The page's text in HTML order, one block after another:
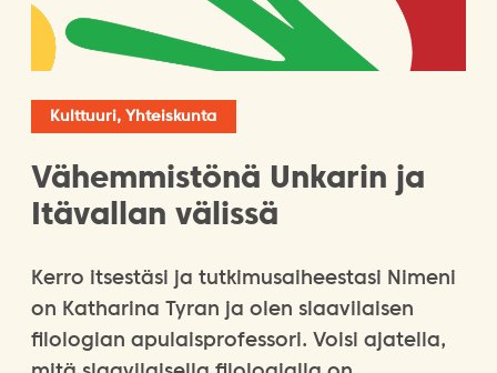
Kulttuuri, Yhteiskunta
Vähemmistönä Unkarin ja
Itävallan välissä
Kerro itsestäsi ja tutkimusaiheestasi Nimeni
on Katharina Tyran ja olen slaavilaisen
filologian apulaisprofessori. Voisi ajatella,